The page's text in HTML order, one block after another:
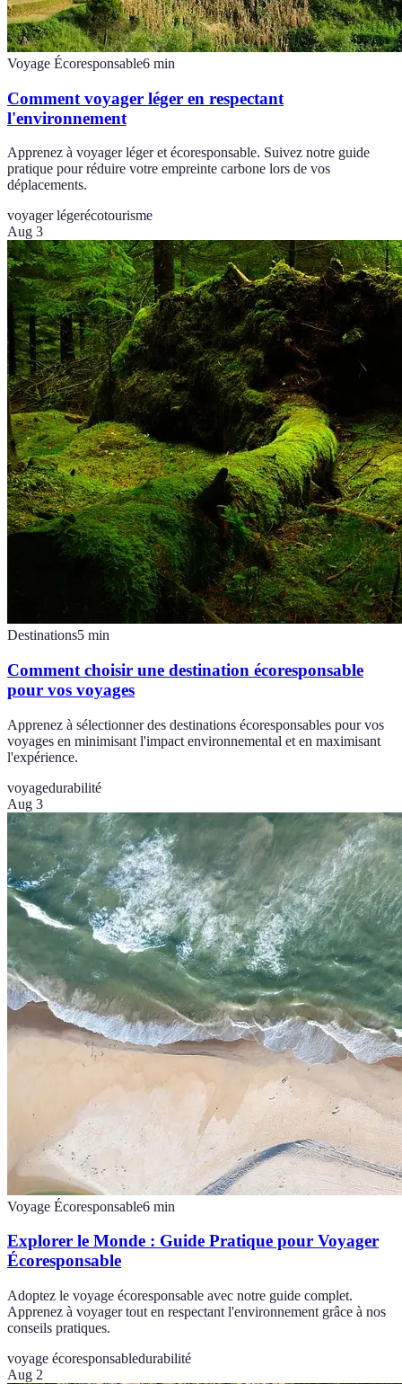
Voyage Écoresponsable6 min
Comment voyager léger en respectant
l'environnement
Apprenez à voyager léger et écoresponsable. Suivez notre guide
pratique pour réduire votre empreinte carbone lors de vos
déplacements.
voyager légerécotourisme
Aug 3
Destinations5 min
Comment choisir une destination écoresponsable
pour vos voyages
Apprenez à sélectionner des destinations écoresponsables pour vos
voyages en minimisant l'impact environnemental et en maximisant
l'expérience.
voyagedurabilité
Aug 3
Voyage Écoresponsable6 min
Explorer le Monde : Guide Pratique pour Voyager
Écoresponsable
Adoptez le voyage écoresponsable avec notre guide complet.
Apprenez à voyager tout en respectant l'environnement grâce à nos
conseils pratiques.
voyage écoresponsabledurabilité
Aug 2